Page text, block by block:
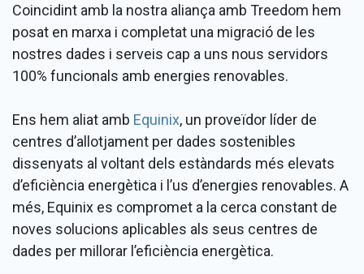
Coincidint amb la nostra aliança amb Treedom hem
posat en marxa i completat una migració de les
nostres dades i serveis cap a uns nous servidors
100% funcionals amb energies renovables.
Ens hem aliat amb Equinix, un proveïdor líder de
centres d’allotjament per dades sostenibles
dissenyats al voltant dels estàndards més elevats
d’eficiència energètica i l’us d’energies renovables. A
més, Equinix es compromet a la cerca constant de
noves solucions aplicables als seus centres de
dades per millorar l’eficiència energètica.